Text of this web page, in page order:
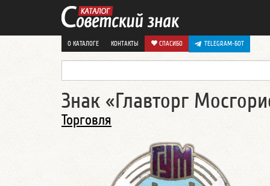
О КАТАЛОГЕ КОНТАКТЫ СПАСИБО TELEGRAM-БОТ
Знак «Главторг
Торговля